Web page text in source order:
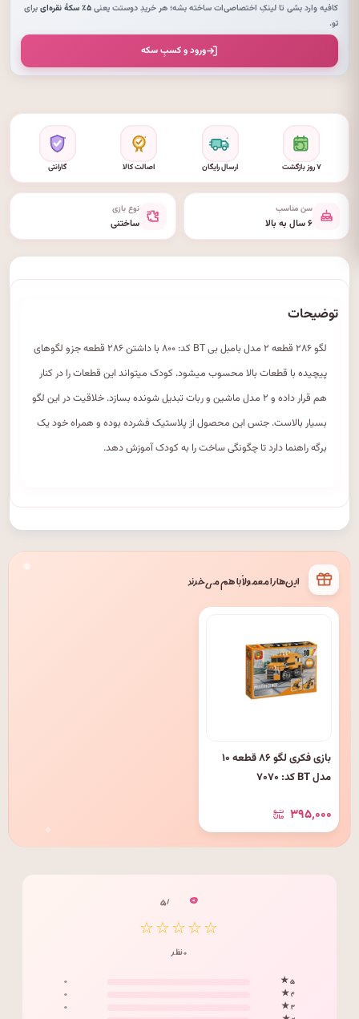
کافیه وارد بشی تا لینکِ اختصاصی‌ات ساخته بشه؛ هر خریدِ دوستت یعنی۵٪ سکهٔ نقره‌ای
برای
تو.
ورود و کسبِ سکه
۷ روز بازگشت ارسال رایگان اصالت کالا گارانتی
سن مناسب
۶ سال به بالا
نوع بازی
ساختنی
توضیحات
لگو ۲۸۶ قطعه ۲ مدل بامبل بی BT کد: ۸۰۰ با داشتن ۲۸۶ قطعه جزو لگوهای
پیچیده با قطعات بالا محسوب میشود. کودک میتواند این قطعات را در کنار
هم قرار داده و ۲ مدل ماشین و ربات تبدیل شونده بسازد. خلاقیت در این لگو
بسیار بالاست. جنس این محصول از پلاستیک فشرده بوده و همراه خود یک
برگه راهنما دارد تا چگونگی ساخت را به کودک آموزش دهد.
این‌ها را معمولاً با هم می‌خرند
بازی فکری لگو ۸۶ قطعه ۱۰
مدل BT کد: ۷۰۷۰
۳۹۵٬۰۰۰
۰ / ۵
☆☆☆☆☆
۰ نظر
۵ ★
۰
۴ ★
۰
۳ ★
۰